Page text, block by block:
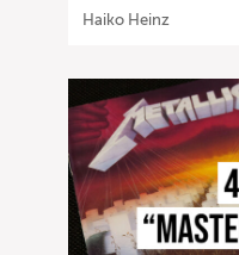
Haiko Heinz